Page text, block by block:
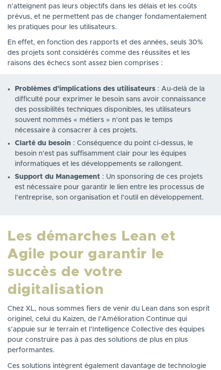
n’atteignent pas leurs objectifs dans les délais et les coûts
prévus, et ne permettent pas de changer fondamentalement
les pratiques pour les utilisateurs.
En effet, en fonction des rapports et des années, seuls 30%
des projets sont considérés comme des réussites et les
raisons des échecs sont assez bien comprises :
Problèmes d’implications des utilisateurs : Au-delà de la
difficulté pour exprimer le besoin sans avoir connaissance
des possibilités techniques disponibles, les utilisateurs
souvent nommés « métiers » n’ont pas le temps
nécessaire à consacrer à ces projets.
Clarté du besoin : Conséquence du point ci-dessus, le
besoin n’est pas suffisamment clair pour les équipes
informatiques et les développements se rallongent.
Support du Management : Un sponsoring de ces projets
est nécessaire pour garantir le lien entre les processus de
l’entreprise, son organisation et l’outil en développement.
Les démarches Lean et
Agile pour garantir le
succès de votre
digitalisation
Chez XL, nous sommes fiers de venir du Lean dans son esprit
originel, celui du Kaizen, de l’Amélioration Continue qui
s’appuie sur le terrain et l’Intelligence Collective des équipes
pour construire pas à pas des solutions de plus en plus
performantes.
Ces solutions intègrent également davantage de technologie